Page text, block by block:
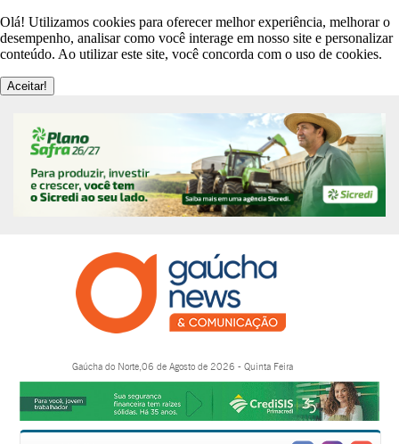
Olá! Utilizamos cookies para oferecer melhor experiência, melhorar o
desempenho, analisar como você interage em nosso site e personalizar
conteúdo. Ao utilizar este site, você concorda com o uso de cookies.
Aceitar!
Gaúcha do Norte,06 de Agosto de 2026 - Quinta Feira